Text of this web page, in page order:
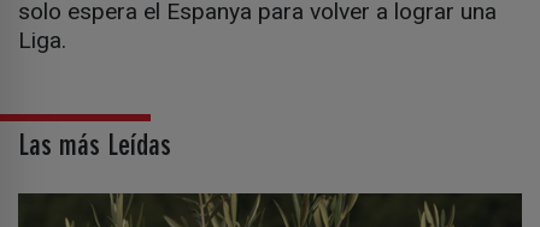
solo espera el Espanya para volver a lograr una
Liga.
Las más Leídas